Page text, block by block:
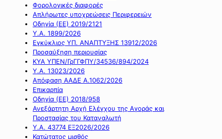
Φορολογικές διαφορές
Απλήρωτες υποχρεώσεις Περιφερειών
Οδηγία (ΕΕ) 2019/2121
Υ.Α. 1899/2026
Εγκύκλιος ΥΠ. ΑΝΑΠΤΥΞΗΣ 13912/2026
Προσαύξηση περιουσίας
ΚΥΑ ΥΠΕΝ/ΓρΓΓΦΠΥ/34536/894/2024
Υ.Α. 13023/2026
Απόφαση ΑΑΔΕ Α.1062/2026
Επικαρπία
Οδηγία (ΕΕ) 2018/958
Ανεξάρτητη Αρχή Ελέγχου της Αγοράς και
Προστασίας του Καταναλωτή
Υ.Α. 43774 ΕΞ2026/2026
Κατώτατος μισθός